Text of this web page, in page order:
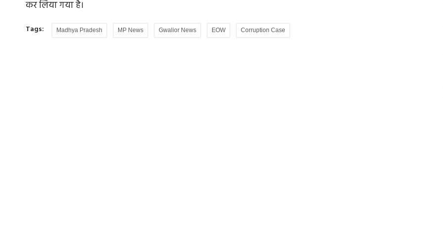
कर लिया गया है।
Tags: Madhya Pradesh MP News Gwalior News EOW Corruption Case